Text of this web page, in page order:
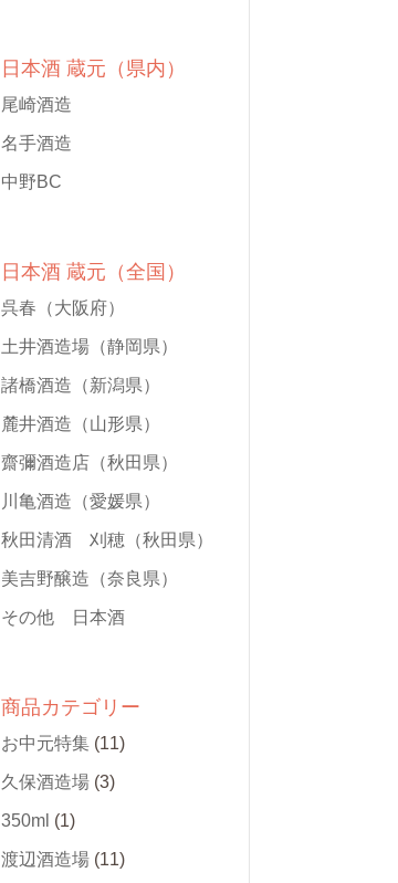
日本酒 蔵元（県内）
尾崎酒造
名手酒造
中野BC
日本酒 蔵元（全国）
呉春 （大阪府）
土井酒造場 （静岡県）
諸橋酒造 （新潟県）
麓井酒造 （山形県）
齋彌酒造店 （秋田県）
川亀酒造 （愛媛県）
秋田清酒 刈穂 （秋田県）
美吉野醸造 （奈良県）
その他 日本酒
商品カテゴリー
お中元特集 (11)
久保酒造場 (3)
350ml (1)
渡辺酒造場 (11)